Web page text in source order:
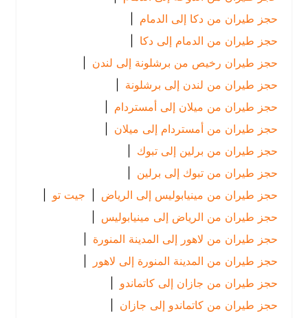
حجز طيران من دكا إلى الدمام
|
حجز طيران من الدمام إلى دكا |
حجز طيران رخيص من برشلونة إلى لندن
|
حجز طيران من لندن إلى برشلونة
|
حجز طيران من ميلان إلى أمستردام |
حجز طيران من أمستردام إلى ميلان |
حجز طيران من برلين إلى تبوك
|
حجز طيران من تبوك إلى برلين |
حجز طيران من مينيابوليس إلى الرياض
| جيت تو |
حجز طيران من الرياض إلى مينيابوليس |
حجز طيران من لاهور إلى المدينة المنورة |
حجز طيران من المدينة المنورة إلى لاهور |
حجز طيران من جازان إلى كاتماندو |
حجز طيران من كاتماندو إلى جازان
|